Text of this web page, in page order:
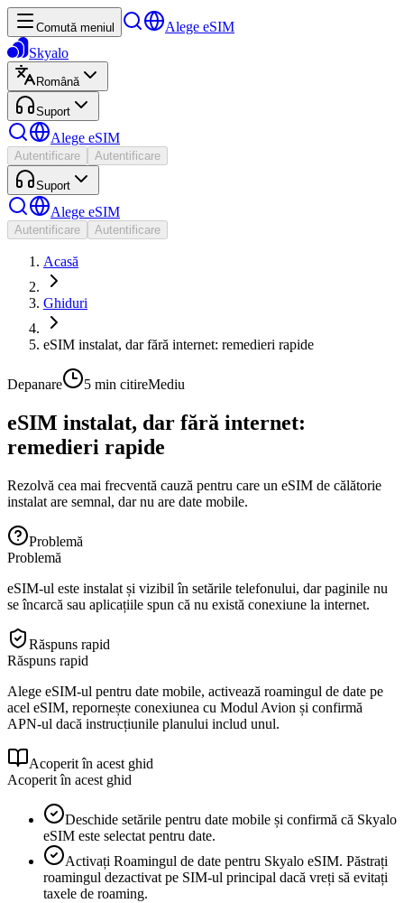
Comută meniul
Alege eSIM
Skyalo
Română
Suport
Alege eSIM
Autentificare Autentificare
Suport
Alege eSIM
Autentificare Autentificare
Acasă
Ghiduri
eSIM instalat, dar fără internet: remedieri rapide
Depanare 5 min citireMediu
eSIM instalat, dar fără internet:
remedieri rapide
Rezolvă cea mai frecventă cauză pentru care un eSIM de călătorie
instalat are semnal, dar nu are date mobile.
Problemă
Problemă
eSIM-ul este instalat și vizibil în setările telefonului, dar paginile nu
se încarcă sau aplicațiile spun că nu există conexiune la internet.
Răspuns rapid
Răspuns rapid
Alege eSIM-ul pentru date mobile, activează roamingul de date pe
acel eSIM, repornește conexiunea cu Modul Avion și confirmă
APN-ul dacă instrucțiunile planului includ unul.
Acoperit în acest ghid
Acoperit în acest ghid
Deschide setările pentru date mobile și confirmă că Skyalo
eSIM este selectat pentru date.
Activați Roamingul de date pentru Skyalo eSIM. Păstrați
roamingul dezactivat pe SIM-ul principal dacă vreți să evitați
taxele de roaming.